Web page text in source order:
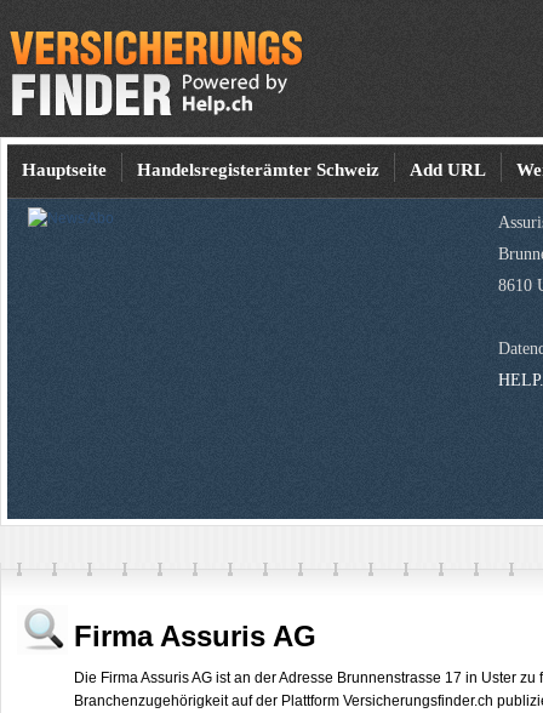
Hauptseite Handelsregisterämter Schweiz Add URL
8610
Firma Assuris AG
Die Firma Assuris AG ist an der Adresse Brunnenstrasse 17 in Uster
Branchenzugehörigkeit auf der Plattform Versicherungsfinder.ch